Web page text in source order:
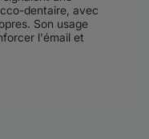
dentaire, avec
Son usage
l'émail et